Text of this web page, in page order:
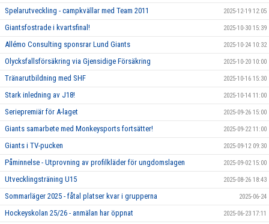
Spelarutveckling - campkvällar med Team 2011 2025-12-19 12:05
Giantsfostrade i kvartsfinal! 2025-10-30 15:39
Allémo Consulting sponsrar Lund Giants 2025-10-24 10:32
Olycksfallsförsäkring via Gjensidige Försäkring 2025-10-20 10:00
Tränarutbildning med SHF 2025-10-16 15:30
Stark inledning av J18! 2025-10-14 11:00
Seriepremiär för A-laget 2025-09-26 15:00
Giants samarbete med Monkeysports fortsätter! 2025-09-22 11:00
Giants i TV-pucken 2025-09-12 09:30
Påminnelse - Utprovning av profilkläder för ungdomslagen 2025-09-02 15:00
Utvecklingsträning U15 2025-08-26 18:43
Sommarläger 2025 - fåtal platser kvar i grupperna 2025-06-24
Hockeyskolan 25/26 - anmälan har öppnat 2025-06-23 17:11